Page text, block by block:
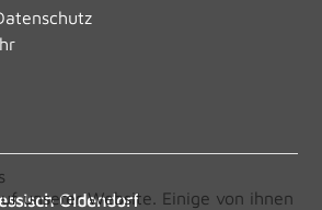
Oldendorf
unserer Website. Einige von ihnen